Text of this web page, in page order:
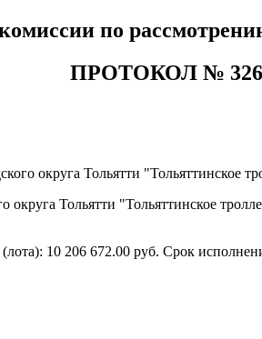
по
ПРОТОКОЛ №
округа Тольятти "Тольяттинское
Тольятти "Тольяттинское
10 206 672.00 руб. Срок